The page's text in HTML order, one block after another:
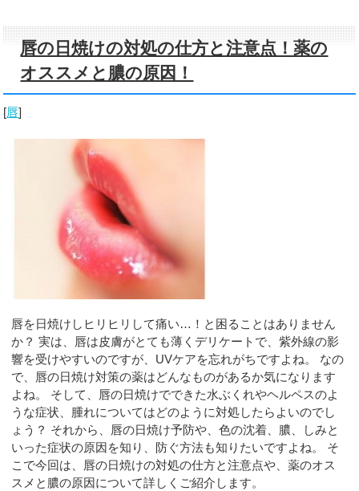
唇の日焼けの対処の仕方と注意点！薬の
オススメと膿の原因！
[唇]
唇を日焼けしヒリヒリして痛い…！と困ることはありません
か？ 実は、唇は皮膚がとても薄くデリケートで、紫外線の影
響を受けやすいのですが、UVケアを忘れがちですよね。 なの
で、唇の日焼け対策の薬はどんなものがあるか気になります
よね。 そして、唇の日焼けでできた水ぶくれやヘルペスのよ
うな症状、腫れについてはどのように対処したらよいのでし
ょう？ それから、唇の日焼け予防や、色の沈着、膿、しみと
いった症状の原因を知り、防ぐ方法も知りたいですよね。 そ
こで今回は、唇の日焼けの対処の仕方と注意点や、薬のオス
スメと膿の原因について詳しくご紹介します。